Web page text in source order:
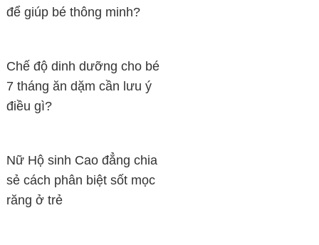
để giúp bé thông minh?
Chế độ dinh dưỡng cho bé
7 tháng ăn dặm cần lưu ý
điều gì?
Nữ Hộ sinh Cao đẳng chia
sẻ cách phân biệt sốt mọc
răng ở trẻ